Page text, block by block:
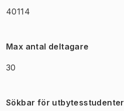
40114
Max antal deltagare
30
Sökbar för utbytesstudenter